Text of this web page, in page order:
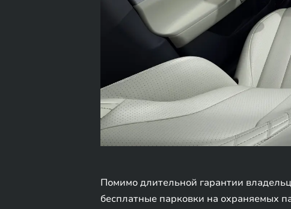
Помимо длительной гарантии
бесплатные парковки на охраняемых